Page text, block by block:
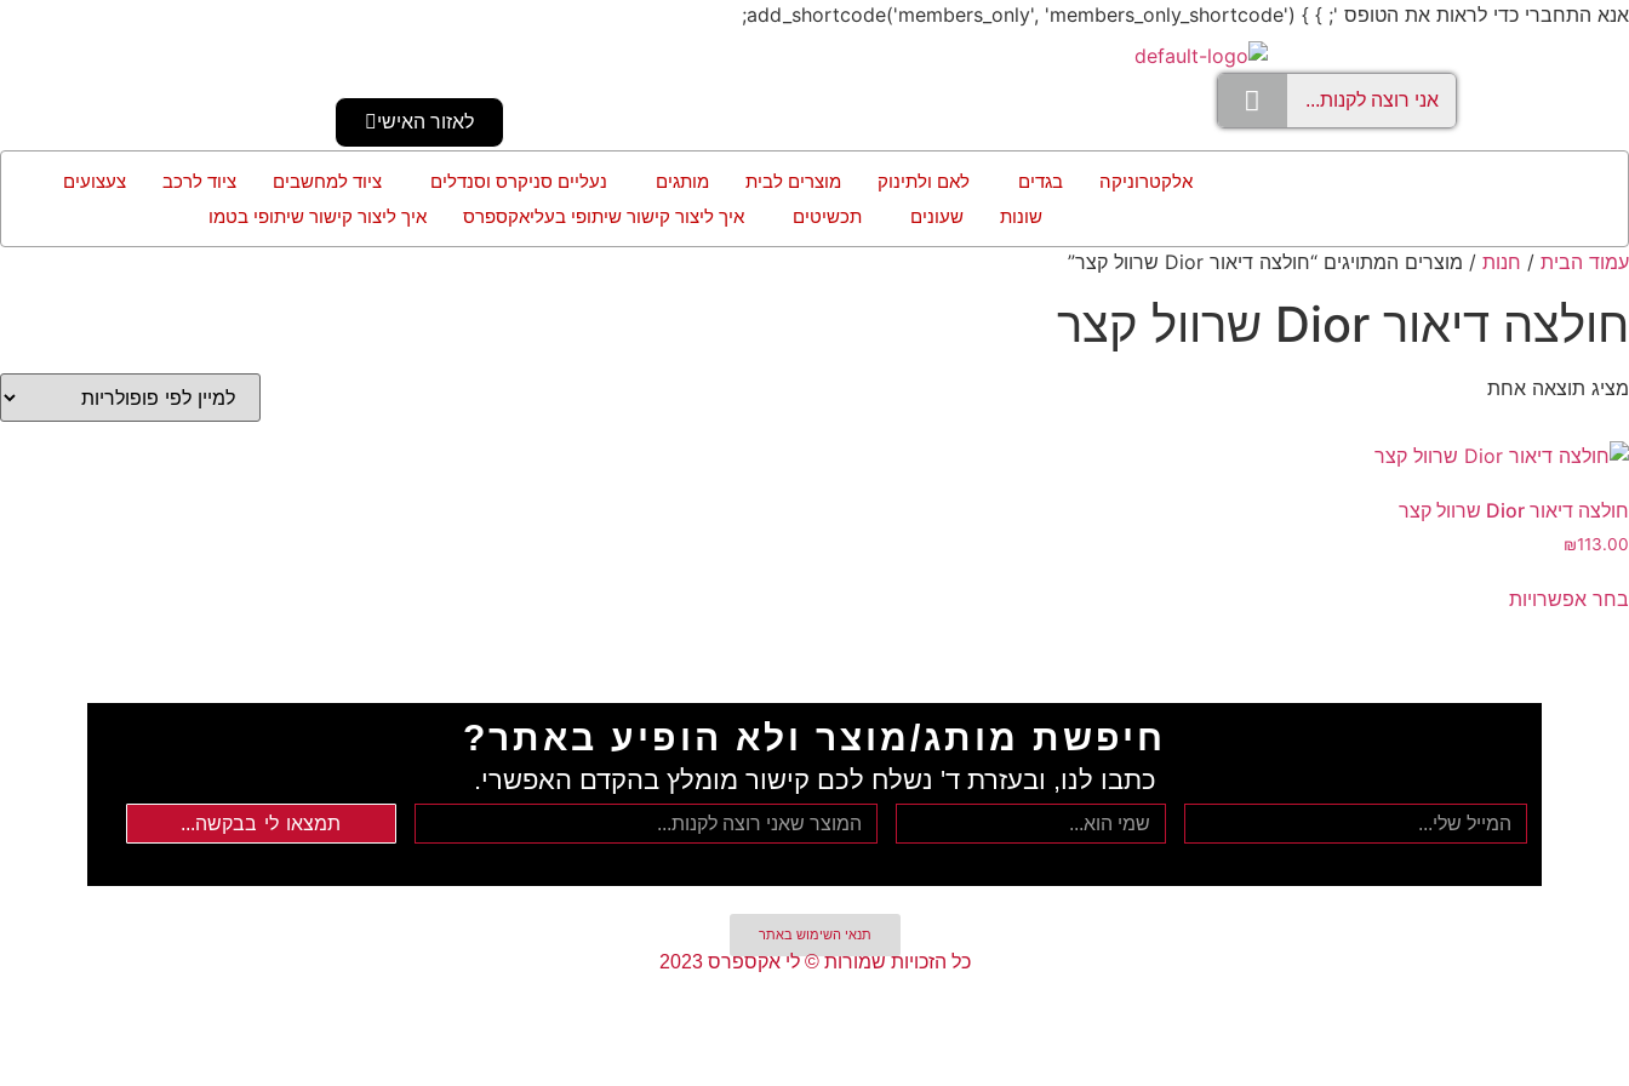
אנא התחברי כדי לראות את הטופס '; } } add_shortcode('members_only', 'members_only_shortcode');
לאזור האישי
אלקטרוניקה בגדים לאם ולתינוק מוצרים לבית מותגים נעליים סניקרס וסנדלים ציוד למחשבים ציוד לרכב
צעצועים
שונות
שעונים תכשיטים איך ליצור קישור שיתופי בעליאקספרס איך ליצור קישור שיתופי בטמו
עמוד הבית / חנות / מוצרים המתויגים “חולצה דיאור Dior שרוול קצר”
חולצה דיאור Dior שרוול קצר
מציג תוצאה אחת
חולצה דיאור Dior שרוול קצר
₪113.00
בחר אפשרויות
חיפשת מותג/מוצר ולא הופיע באתר?
כתבו לנו, ובעזרת ד' נשלח לכם קישור מומלץ בהקדם האפשרי.
תמצאו לי בבקשה...
תנאי השימוש באתר
כל הזכויות שמורות © לי אקספרס 2023